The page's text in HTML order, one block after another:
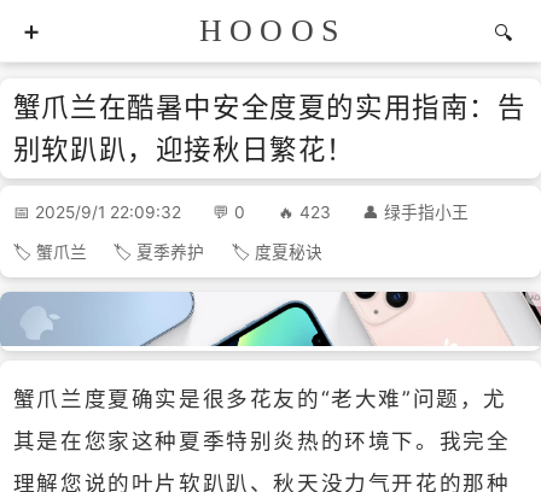
HOOOS
蟹爪兰在酷暑中安全度夏的实用指南：告
别软趴趴，迎接秋日繁花！
2025/9/1 22:09:32 0 423 绿手指小王
蟹爪兰 夏季养护 度夏秘诀
蟹爪兰度夏确实是很多花友的“老大难”问题，尤
其是在您家这种夏季特别炎热的环境下。我完全
理解您说的叶片软趴趴、秋天没力气开花的那种